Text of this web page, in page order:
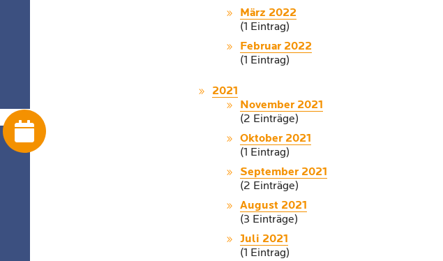
März 2022
(1 Eintrag)
Februar 2022
(1 Eintrag)
2021
November 2021
(2 Einträge)
Oktober 2021
(1 Eintrag)
September 2021
(2 Einträge)
August 2021
(3 Einträge)
Juli 2021
(1 Eintrag)